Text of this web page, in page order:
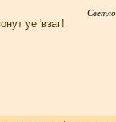
уе 'взаг!